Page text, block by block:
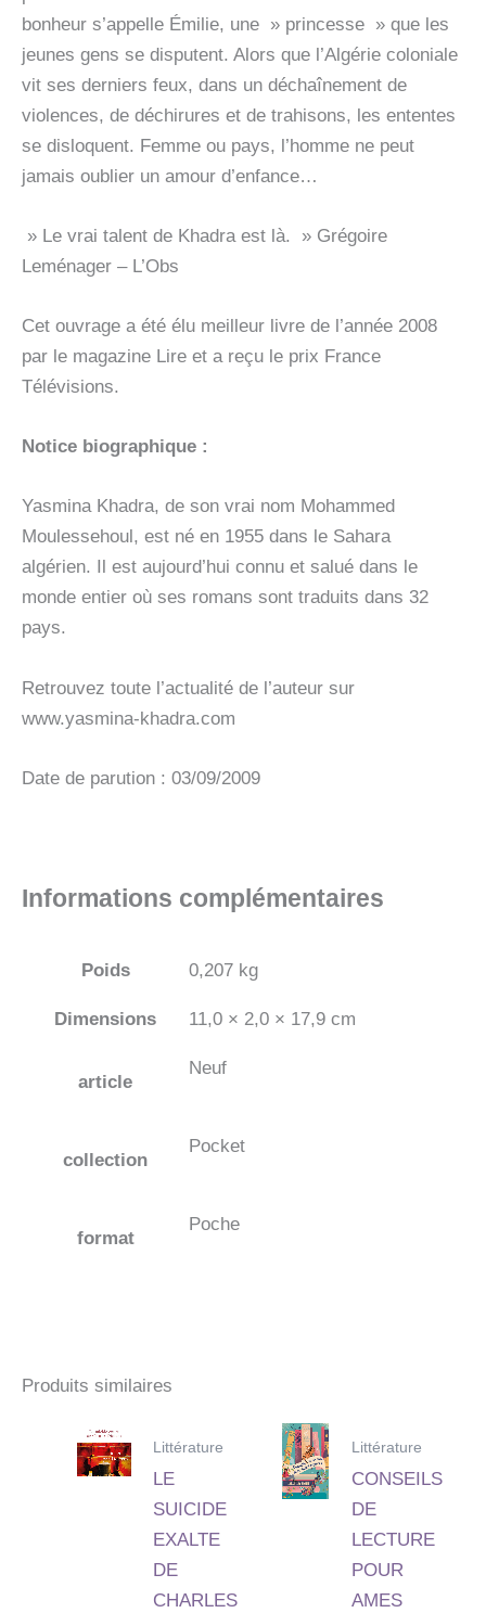
bonheur s’appelle Émilie, une » princesse » que les
jeunes gens se disputent. Alors que l’Algérie coloniale
vit ses derniers feux, dans un déchaînement de
violences, de déchirures et de trahisons, les ententes
se disloquent. Femme ou pays, l’homme ne peut
jamais oublier un amour d’enfance…
» Le vrai talent de Khadra est là. » Grégoire
Leménager – L’Obs
Cet ouvrage a été élu meilleur livre de l’année 2008
par le magazine Lire et a reçu le prix France
Télévisions.
Notice biographique :
Yasmina Khadra, de son vrai nom Mohammed
Moulessehoul, est né en 1955 dans le Sahara
algérien. Il est aujourd’hui connu et salué dans le
monde entier où ses romans sont traduits dans 32
pays.
Retrouvez toute l’actualité de l’auteur sur
www.yasmina-khadra.com
Date de parution : 03/09/2009
Informations complémentaires
Poids 0,207 kg
Dimensions 11,0 × 2,0 × 17,9 cm
article
Neuf
collection
Pocket
format
Poche
Produits similaires
Littérature
LE
SUICIDE
EXALTE
DE
CHARLES
Littérature
CONSEILS
DE
LECTURE
POUR
AMES